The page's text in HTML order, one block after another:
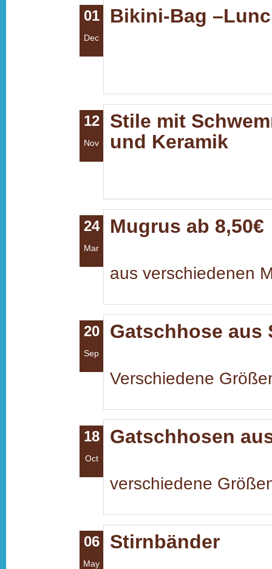
01
Dec
Bikini-Bag
12
Nov
Stile mit
und Keramik
24
Mar
Mugrus ab 8,50€
aus verschiedenen
20
Sep
Gatschhose
Verschiedene
18
Oct
Gatschhosen
verschiedene
06
May
Stirnbänder